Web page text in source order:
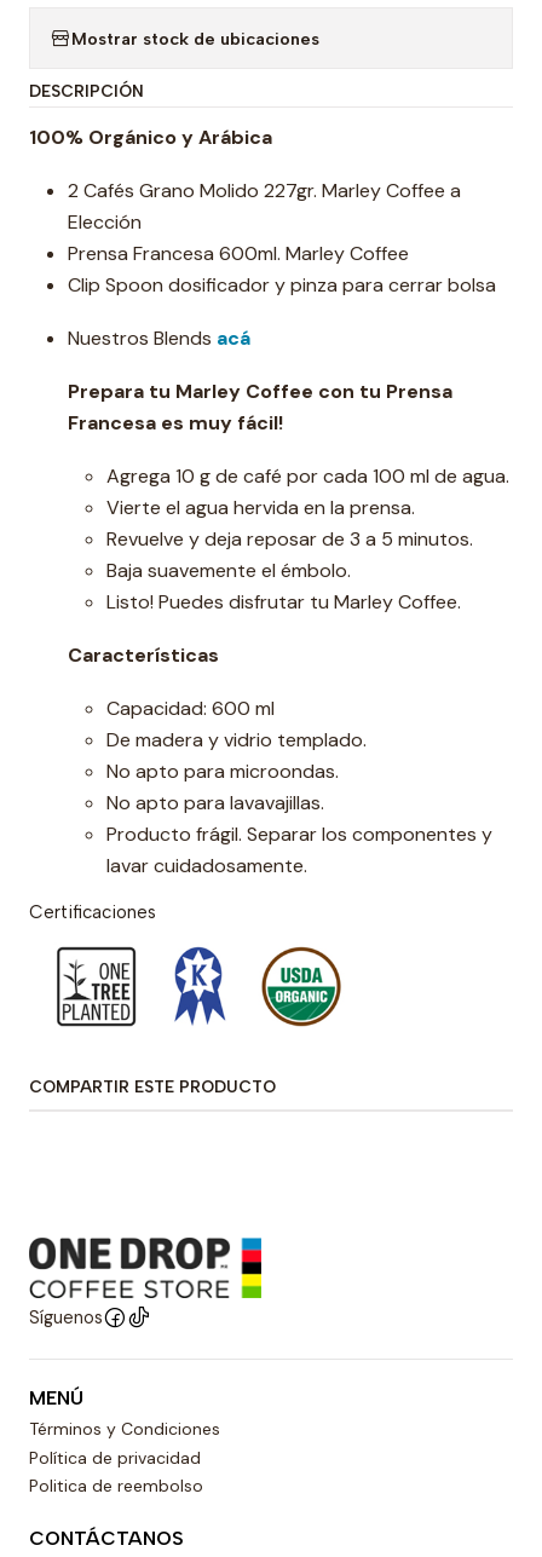
Mostrar stock de ubicaciones
DESCRIPCIÓN
100% Orgánico y Arábica
2 Cafés Grano Molido 227gr. Marley Coffee a
Elección
Prensa Francesa 600ml. Marley Coffee
Clip Spoon dosificador y pinza para cerrar bolsa
Nuestros Blends acá
Prepara tu Marley Coffee con tu Prensa
Francesa es muy fácil!
Agrega 10 g de café por cada 100 ml de agua.
Vierte el agua hervida en la prensa.
Revuelve y deja reposar de 3 a 5 minutos.
Baja suavemente el émbolo.
Listo! Puedes disfrutar tu Marley Coffee.
Características
Capacidad: 600 ml
De madera y vidrio templado.
No apto para microondas.
No apto para lavavajillas.
Producto frágil. Separar los componentes y
lavar cuidadosamente.
Certificaciones
COMPARTIR ESTE PRODUCTO
Síguenos
MENÚ
Términos y Condiciones
Política de privacidad
Politica de reembolso
CONTÁCTANOS